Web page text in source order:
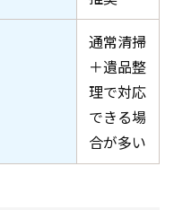
通常清掃
＋遺品整
理で対応
できる場
合が多い